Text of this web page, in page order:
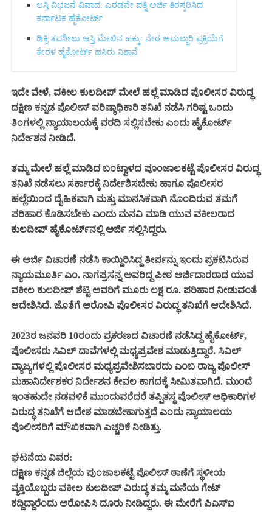
ಆಸ್ತಿ ವಿಭಜನೆ ವಿವಾದ: ಎರಡನೇ ಪತ್ನಿ ಅರ್ಜಿ ತಿರಸ್ಕರಿಸಿದ
ಕರ್ನಾಟಕ ಹೈಕೋರ್ಟ್
ಡಿಕ್ರಿ ತಪಶೀಲು ಆಸ್ತಿ ಮೇಲಿನ ಹಕ್ಕು: ನೇರ ಅಮಲ್ಜಾರಿ ಪ್ರಕ್ರಿಯೆಗೆ
ಕೇರಳ ಹೈಕೋರ್ಟ್ ಹಸಿರು ನಿಶಾನೆ
ಇದೇ ವೇಳೆ, ವಕೀಲ ಕುಲದೀಪ್ ಮೇಲೆ ಹಲ್ಲೆ ಮಾಡಿದ ಪೊಲೀಸರ ವಿರುದ್ಧ
ದಕ್ಷಿಣ ಕನ್ನಡ ಪೊಲೀಸ್ ವರಿಷ್ಠಾಧಿಕಾರಿ ತನಿಖೆ ನಡೆಸಿ ಗರಿಷ್ಟ ಒಂದು
ತಿಂಗಳಲ್ಲಿ ನ್ಯಾಯಾಲಯಕ್ಕೆ ವರದಿ ಸಲ್ಲಿಸಬೇಕು ಎಂದು ಹೈಕೋರ್ಟ್
ನಿರ್ದೇಶನ ನೀಡಿದೆ.
ತಮ್ಮ ಮೇಲೆ ಹಲ್ಲೆ ಮಾಡಿದ ಬಂಟ್ವಾಳದ ಪೂಂಜಾಲಕಟ್ಟೆ ಪೊಲೀಸರ ವಿರುದ್ಧ
ತನಿಖೆ ನಡೆಸಲು ಸರ್ಕಾರಕ್ಕೆ ನಿರ್ದೇಶಿಸಬೇಕು ಹಾಗೂ ಪೊಲೀಸರ
ಹಲ್ಲೆಯಿಂದ ದೈಹಿಕವಾಗಿ ಮತ್ತು ಮಾನಸಿಕವಾಗಿ ನೊಂದಿರುವ ತಮಗೆ
ಪರಿಹಾರ ಕೊಡಿಸಬೇಕು ಎಂದು ಮನವಿ ಮಾಡಿ ಯುವ ವಕೀಲರಾದ
ಕುಲದೀಪ್ ಹೈಕೋರ್ಟ್‌ನಲ್ಲಿ ಅರ್ಜಿ ಸಲ್ಲಿಸಿದ್ದರು.
ಈ ಅರ್ಜಿ ವಿಚಾರಣೆ ನಡೆಸಿ ಕಾಯ್ದಿರಿಸಿದ್ದ ತೀರ್ಪನ್ನು ಇಂದು ಪ್ರಕಟಿಸಿರುವ
ನ್ಯಾಯಮೂರ್ತಿ ಎಂ. ನಾಗಪ್ರಸನ್ನ ಅವರಿದ್ದ ಪೀಠ ಅರ್ಜಿದಾರರಾದ ಯುವ
ವಕೀಲ ಕುಲದೀಪ್ ಶೆಟ್ಟಿ ಅವರಿಗೆ ಮೂರು ಲಕ್ಷ ರೂ. ಪರಿಹಾರ ನೀಡುವಂತೆ
ಆದೇಶಿಸಿದೆ. ಜೊತೆಗೆ ಆರೋಪಿ ಪೊಲೀಸರ ವಿರುದ್ಧ ತನಿಖೆಗೆ ಆದೇಶಿಸಿದೆ.
2023ರ ಜನವರಿ 10ರಂದು ಪ್ರಕರಣದ ವಿಚಾರಣೆ ನಡೆಸಿದ್ದ ಹೈಕೋರ್ಟ್,
ಪೊಲೀಸರು ಸಿವಿಲ್‌ ದಾವೆಗಳಲ್ಲಿ ಮಧ್ಯಪ್ರವೇಶ ಮಾಡುತ್ತಿದ್ದಾರೆ. ಸಿವಿಲ್
ವ್ಯಾಜ್ಯಗಳಲ್ಲಿ ಪೊಲೀಸರ ಮಧ್ಯಪ್ರವೇಶಿಸಬಾರದು ಎಂಬ ರಾಜ್ಯ ಪೊಲೀಸ್‌
ಮಹಾನಿರ್ದೇಶಕರ ನಿರ್ದೇಶನ ಕೇವಲ ಕಾಗದಕ್ಕೆ ಸೀಮಿತವಾಗಿದೆ. ಮುಂದೆ
ಇಂತಹುದೇ ನಡವಳಿಕೆ ಮುಂದುವರೆದರೆ ತಪ್ಪಿತಸ್ಥ ಪೊಲೀಸ್ ಅಧಿಕಾರಿಗಳ
ವಿರುದ್ಧ ತನಿಖೆಗೆ ಆದೇಶ ಮಾಡಬೇಕಾಗುತ್ತದೆ ಎಂದು ನ್ಯಾಯಾಲಯ
ಪೊಲೀಸರಿಗೆ ಮೌಖಿಕವಾಗಿ ಎಚ್ಚರಿಕೆ ನೀಡಿತ್ತು.
ಘಟನೆಯ ವಿವರ:
ದಕ್ಷಿಣ ಕನ್ನಡ ಜಿಲ್ಲೆಯ ಪುಂಜಾಲಕಟ್ಟೆ ಪೊಲೀಸ್ ಠಾಣೆಗೆ ಸ್ಥಳೀಯ
ವ್ಯಕ್ತಿಯೊಬ್ಬರು ವಕೀಲ ಕುಲದೀಪ್ ವಿರುದ್ಧ ತಮ್ಮ ಮನೆಯ ಗೇಟ್
ಕದ್ದಿದ್ದಾರೆಂದು ಆರೋಪಿಸಿ ದೂರು ನೀಡಿದ್ದರು. ಈ ಮೇರೆಗೆ ಪಿಎಸ್ಐ